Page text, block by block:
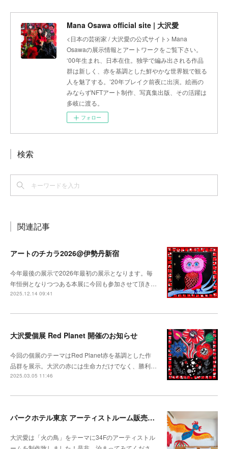
Mana Osawa official site | 大沢愛
<日本の芸術家 / 大沢愛の公式サイト> Mana
Osawaの展示情報とアートワークをご覧下さい。
‘00年生まれ、日本在住。独学で編み出される作品
群は新しく、赤を基調とした鮮やかな世界観で観る
人を魅了する。’20年ブレイク前夜に出演。絵画の
みならずNFTアート制作、写真集出版、その活躍は
多岐に渡る。
フォロー
検索
関連記事
アートのチカラ2026@伊勢丹新宿
今年最後の展示で2026年最初の展示となります。毎
年恒例となりつつある本展に今回も参加させて頂き…
2025.12.14 09:41
大沢愛個展 Red Planet 開催のお知らせ
今回の個展のテーマはRed Planet赤を基調とした作
品群を展示。大沢の赤には生命カだけでなく、勝利…
2025.03.05 11:46
パークホテル東京 アーティストルーム販売開始
大沢愛は「火の鳥」をテーマに34Fのアーティストル